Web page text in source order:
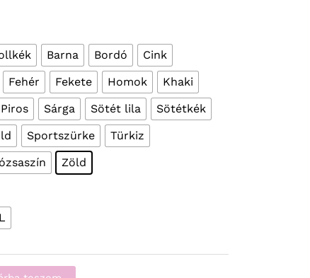
Barna Bordó
Cink
Fehér Fekete Homok
Khaki
Piros Sárga Sötét lila
Sötétkék
Sportszürke
Türkiz
Zöld